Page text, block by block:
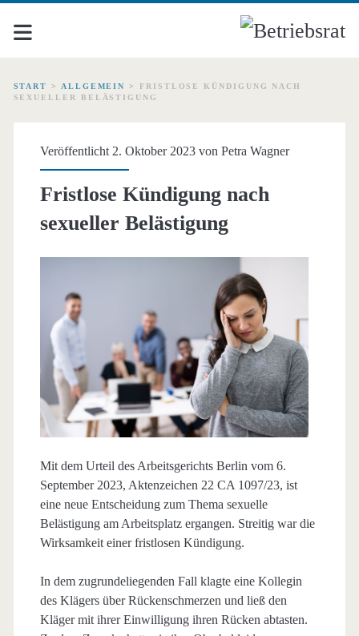
START > ALLGEMEIN > FRISTLOSE KÜNDIGUNG NACH
SEXUELLER BELÄSTIGUNG
Veröffentlicht 2. Oktober 2023 von Petra Wagner
Fristlose Kündigung nach
sexueller Belästigung
Mit dem Urteil des Arbeitsgerichts Berlin vom 6.
September 2023, Aktenzeichen 22 CA 1097/23, ist
eine neue Entscheidung zum Thema sexuelle
Belästigung am Arbeitsplatz ergangen. Streitig war die
Wirksamkeit einer fristlosen Kündigung.
In dem zugrundeliegenden Fall klagte eine Kollegin
des Klägers über Rückenschmerzen und ließ den
Kläger mit ihrer Einwilligung ihren Rücken abtasten.